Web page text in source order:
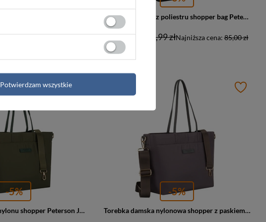
Torebka damska z poliestru shopper bag Peterson TZ15605 duża A4 czarna
Najniższa cena:85,00 zł
89,99 zł
-5%
Torebka damska z nylonu shopper Peterson JN-10 duża A4 zielona
-5%
Torebka damska nylonowa shopper z paskiem regulowanym Peterson JN-10 duża A4 szara
Potwierdzam wszystkie